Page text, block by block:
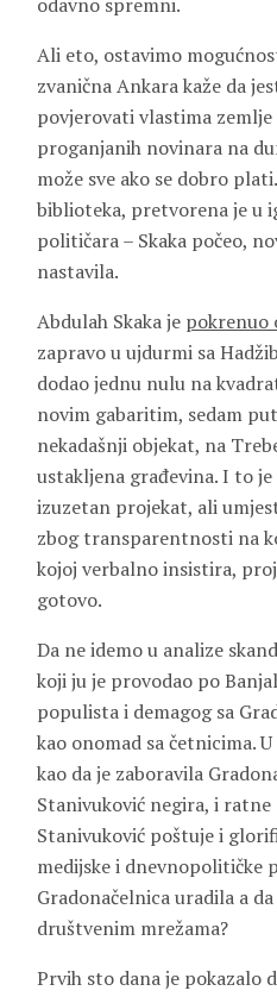
Ali eto, ostavimo
zvanična Ankara kaže da
povjerovati vlastima
proganjanih novinara na
može sve ako se dobro
biblioteka, pretvorena je u
političara – Skaka počeo,
nastavila.
Abdulah Skaka je pokrenuo
zapravo u ujdurmi sa
dodao jednu nulu na
novim gabaritim, sedam
nekadašnji objekat, na
ustakljena građevina. I to
izuzetan projekat, ali
zbog transparentnosti na
kojoj verbalno insistira,
gotovo.
Da ne idemo u analize
koji ju je provodao po
populista i demagog sa
kao onomad sa četnicima.
kao da je zaboravila
Stanivuković negira, i ratne
Stanivuković poštuje i
medijske i dnevnopolitičke
Gradonačelnica uradila a
društvenim mrežama?
Prvih sto dana je pokazalo